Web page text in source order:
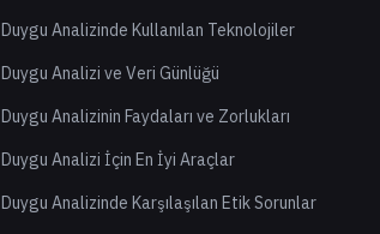
Duygu Analizinde Kullanılan Teknolojiler
Duygu Analizi ve Veri Günlüğü
Duygu Analizinin Faydaları ve Zorlukları
Duygu Analizi İçin En İyi Araçlar
Duygu Analizinde Karşılaşılan Etik Sorunlar